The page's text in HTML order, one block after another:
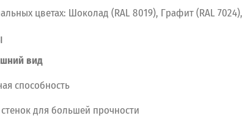
цветах: Шоколад (RAL 8019), Графит (RAL 7024),
вид
способность
стенокдля большей прочности